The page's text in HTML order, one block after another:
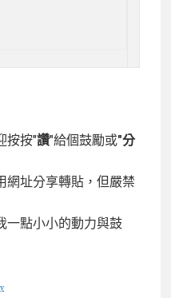
按按"讚"給個鼓勵或"分
網址分享轉貼，但嚴禁
一點小小的動力與鼓